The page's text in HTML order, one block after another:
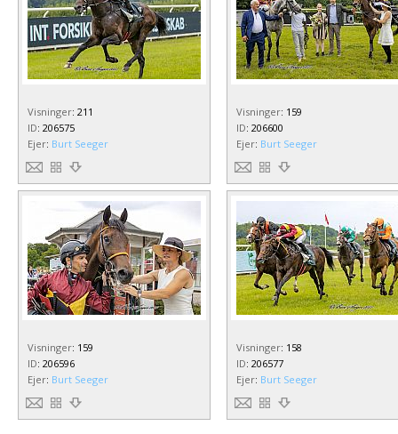
Visninger: 211
ID: 206575
Ejer: Burt Seeger
Visninger: 159
ID: 206600
Ejer: Burt Seeger
Visninger: 159
ID: 206596
Ejer: Burt Seeger
Visninger: 158
ID: 206577
Ejer: Burt Seeger